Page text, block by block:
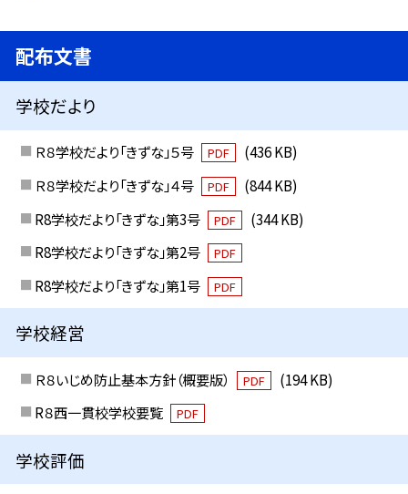
配布文書
学校だより
Ｒ８学校だより「きずな」５号 PDF
(436 KB)
Ｒ８学校だより「きずな」４号
PDF
(844 KB)
R8学校だより「きずな」第3号
PDF
(344 KB)
R8学校だより「きずな」第2号
PDF
R8学校だより「きずな」第1号 PDF
学校経営
Ｒ８いじめ防止基本方針（概要版） PDF
(194 KB)
R８西一貫校学校要覧
PDF
学校評価